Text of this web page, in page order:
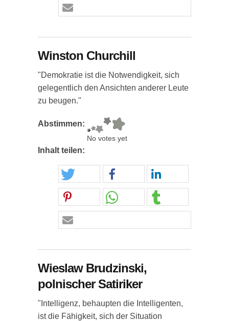
Winston Churchill
"Demokratie ist die Notwendigkeit, sich
gelegentlich den Ansichten anderer Leute
zu beugen."
Abstimmen:
No votes yet
Inhalt teilen:
Wieslaw Brudzinski,
polnischer Satiriker
"Intelligenz, behaupten die Intelligenten,
ist die Fähigkeit, sich der Situation